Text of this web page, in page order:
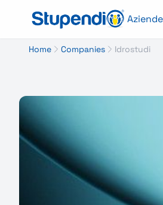
Aziende
Home Companies Idrostudi